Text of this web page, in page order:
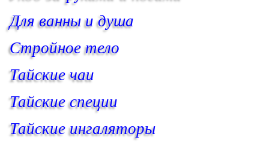
Для ванны и душа
Стройное тело
Тайские чаи
Тайские специи
Тайские ингаляторы